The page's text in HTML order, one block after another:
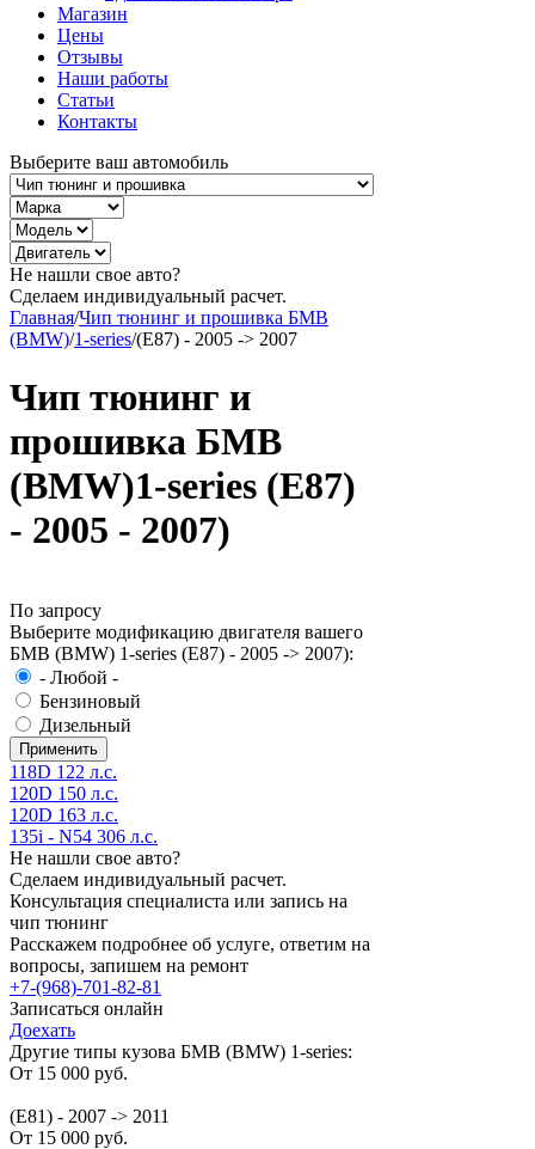
Магазин
Цены
Отзывы
Наши работы
Статьи
Контакты
Выберите ваш автомобиль
Не нашли свое авто?
Сделаем индивидуальный расчет.
Главная/Чип тюнинг и прошивка БМВ
(BMW)/1-series/(E87) - 2005 -> 2007
Чип тюнинг и
прошивка БМВ
(BMW)1-series (E87)
- 2005 - 2007)
По запросу
Выберите модификацию двигателя вашего
БМВ (BMW) 1-series (E87) - 2005 -> 2007):
- Любой -
Бензиновый
Дизельный
118D 122 л.с.
120D 150 л.с.
120D 163 л.с.
135i - N54 306 л.с.
Не нашли свое авто?
Сделаем индивидуальный расчет.
Консультация специалиста или запись на
чип тюнинг
Расскажем подробнее об услуге, ответим на
вопросы, запишем на ремонт
+7-(968)-701-82-81
Записаться онлайн
Доехать
Другие типы кузова БМВ (BMW) 1-series:
От 15 000 руб.
(E81) - 2007 -> 2011
От 15 000 руб.